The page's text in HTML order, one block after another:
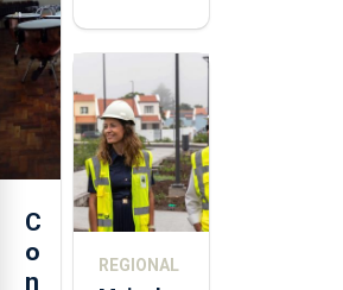
C
o
n
está de
aos
Açores
REGIONAL